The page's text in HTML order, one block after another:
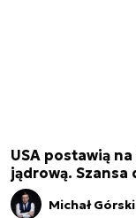
USA postawią
jądrową. Szansa
Michał Górski